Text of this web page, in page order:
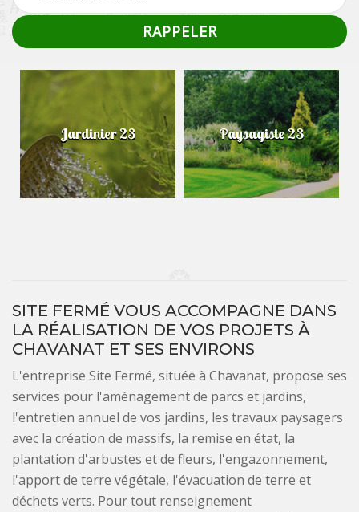
Jardinier 23 Paysagiste 23
SITE FERMÉ VOUS ACCOMPAGNE DANS
LA RÉALISATION DE VOS PROJETS À
CHAVANAT ET SES ENVIRONS
L'entreprise Site Fermé, située à Chavanat, propose ses
services pour l'aménagement de parcs et jardins,
l'entretien annuel de vos jardins, les travaux paysagers
avec la création de massifs, la remise en état, la
plantation d'arbustes et de fleurs, l'engazonnement,
l'apport de terre végétale, l'évacuation de terre et
déchets verts. Pour tout renseignement